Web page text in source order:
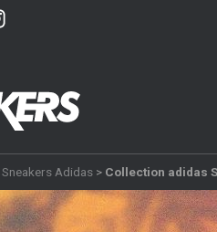
Sneakers Adidas > Collection adidas